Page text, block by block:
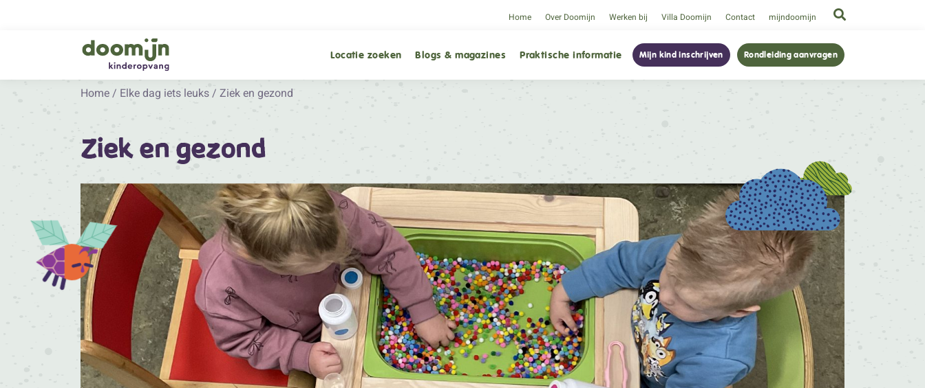
Home Over Doomijn Werken bij Villa Doomijn Contact mijndoomijn
Locatie zoeken Blogs & magazines Praktische informatie Mijn kind inschrijven Rondleiding aanvragen
Home / Elke dag iets leuks / Ziek en gezond
Ziek en gezond